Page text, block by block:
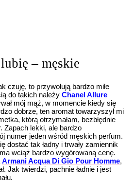
– męskie
czuję, to przywołują bardzo miłe
do takich należy Chanel Allure
mój mąż, w momencie kiedy się
dobrze, ten aromat towarzyszył mi
którą otrzymałam, bezbłędnie
Zapach lekki, ale bardzo
numer jeden wśród męskich perfum.
dostać tak ładny i trwały zamiennik
wciąż bardzo wygórowaną cenę.
Armani Acqua Di Gio Pour Homme,
Jak twierdzi, pachnie ładnie i jest